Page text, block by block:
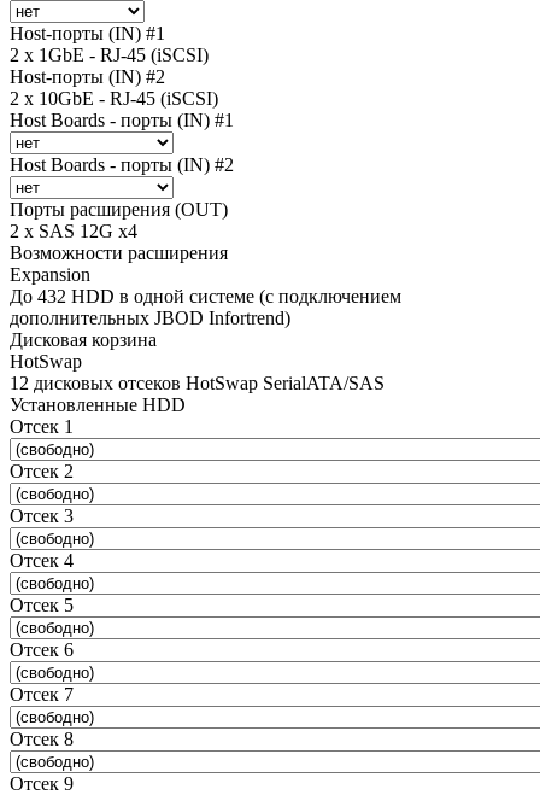
Host-порты (IN) #1
2 x 1GbE - RJ-45 (iSCSI)
Host-порты (IN) #2
2 x 10GbE - RJ-45 (iSCSI)
Host Boards - порты (IN) #1
Host Boards - порты (IN) #2
Порты расширения (OUT)
2 x SAS 12G x4
Возможности расширения
Expansion
До 432 HDD в одной системе (с подключением
дополнительных JBOD Infortrend)
Дисковая корзина
HotSwap
12 дисковых отсеков HotSwap SerialATA/SAS
Установленные HDD
Отсек 1
Отсек 2
Отсек 3
Отсек 4
Отсек 5
Отсек 6
Отсек 7
Отсек 8
Отсек 9